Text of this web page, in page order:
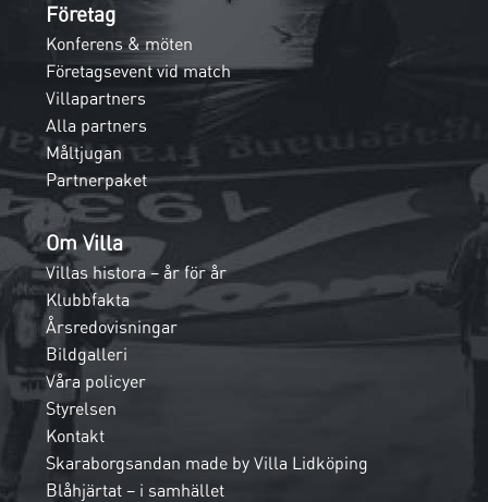
Företag
Konferens & möten
Företagsevent vid match
Villapartners
Alla partners
Måltjugan
Partnerpaket
Om Villa
Villas histora – år för år
Klubbfakta
Årsredovisningar
Bildgalleri
Våra policyer
Styrelsen
Kontakt
Skaraborgsandan made by Villa Lidköping
Blåhjärtat – i samhället